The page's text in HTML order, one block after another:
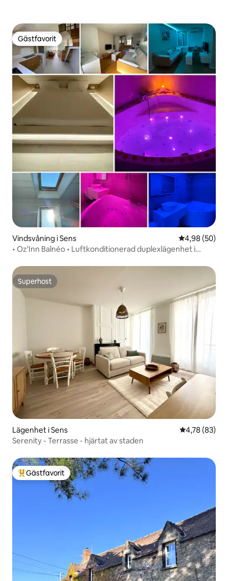
Gästfavorit
Gästfavorit
Vindsvåning i Sens 4,98 av 5 i
4,98 (50)
• Oz'Inn Balnéo • Luftkonditionerad duplexlägenhet i
Superhost
Superhost
Lägenhet i Sens 4,78 av 5 i
4,78 (83)
Serenity - Terrasse - hjärtat av staden
Populär gästfavorit
Gästfavorit